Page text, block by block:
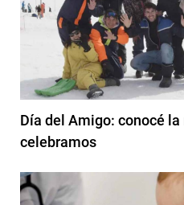
Día del Amigo: conocé
celebramos